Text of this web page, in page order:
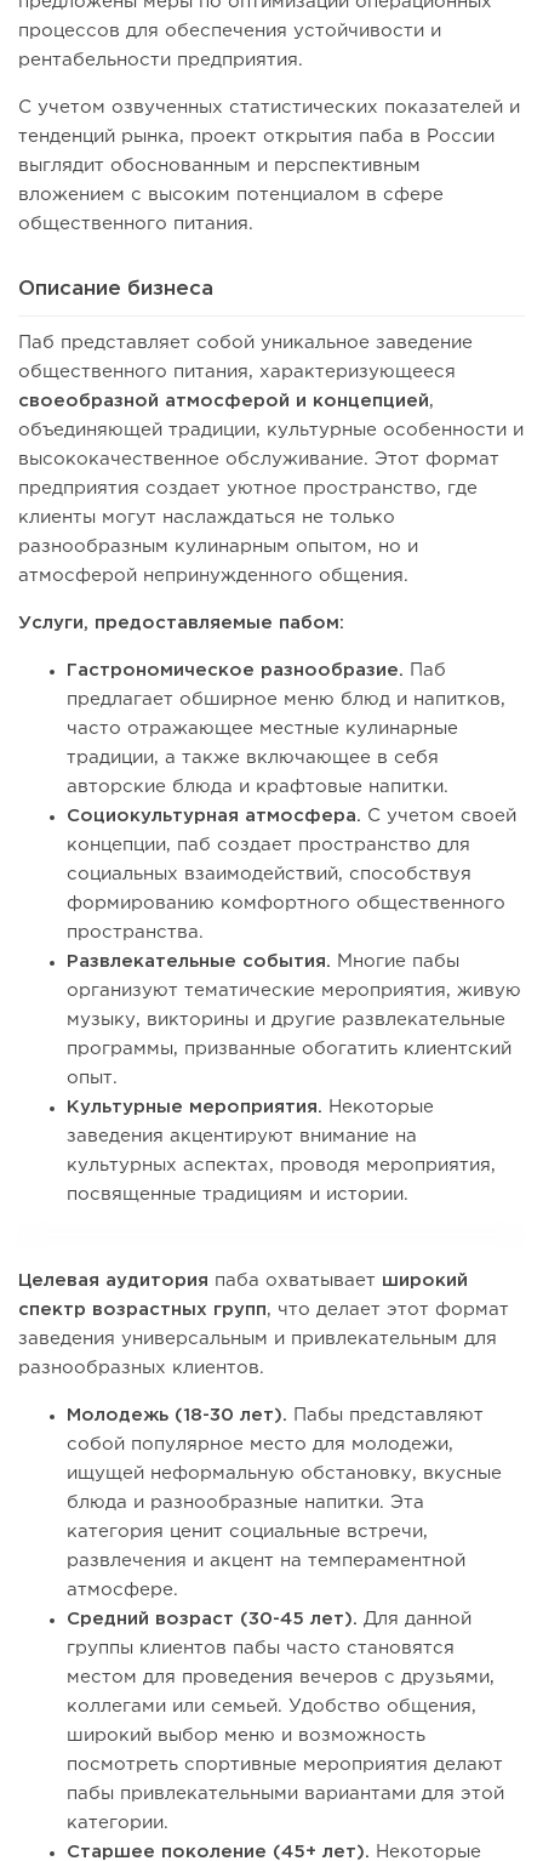
процессов для обеспечения устойчивости и
рентабельности предприятия.
С учетом озвученных статистических показателей и
тенденций рынка, проект открытия паба в России
выглядит обоснованным и перспективным
вложением с высоким потенциалом в сфере
общественного питания.
Описание бизнеса
Паб представляет собой уникальное заведение
общественного питания, характеризующееся
своеобразной атмосферой и концепцией,
объединяющей традиции, культурные особенности и
высококачественное обслуживание. Этот формат
предприятия создает уютное пространство, где
клиенты могут наслаждаться не только
разнообразным кулинарным опытом, но и
атмосферой непринужденного общения.
Услуги, предоставляемые пабом:
Гастрономическое разнообразие. Паб
предлагает обширное меню блюд и напитков,
часто отражающее местные кулинарные
традиции, а также включающее в себя
авторские блюда и крафтовые напитки.
Социокультурная атмосфера. С учетом своей
концепции, паб создает пространство для
социальных взаимодействий, способствуя
формированию комфортного общественного
пространства.
Развлекательные события. Многие пабы
организуют тематические мероприятия, живую
музыку, викторины и другие развлекательные
программы, призванные обогатить клиентский
опыт.
Культурные мероприятия. Некоторые
заведения акцентируют внимание на
культурных аспектах, проводя мероприятия,
посвященные традициям и истории.
Целевая аудитория паба охватывает широкий
спектр возрастных групп, что делает этот формат
заведения универсальным и привлекательным для
разнообразных клиентов.
Молодежь (18-30 лет).
Пабы представляют
собой популярное место для молодежи,
ищущей неформальную обстановку, вкусные
блюда и разнообразные напитки. Эта
категория ценит социальные встречи,
развлечения и акцент на темпераментной
атмосфере.
Средний возраст (30-45 лет). Для данной
группы клиентов пабы часто становятся
местом для проведения вечеров с друзьями,
коллегами или семьей. Удобство общения,
широкий выбор меню и возможность
посмотреть спортивные мероприятия делают
пабы привлекательными вариантами для этой
категории.
Старшее поколение (45+ лет). Некоторые